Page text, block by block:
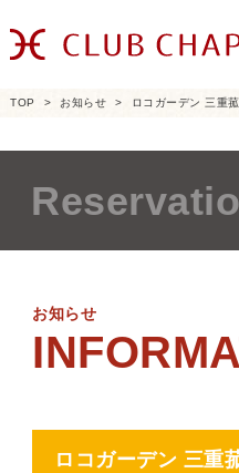
TOP お知らせ ロコガーデン 三重
お知らせ
ロコガーデン 三重